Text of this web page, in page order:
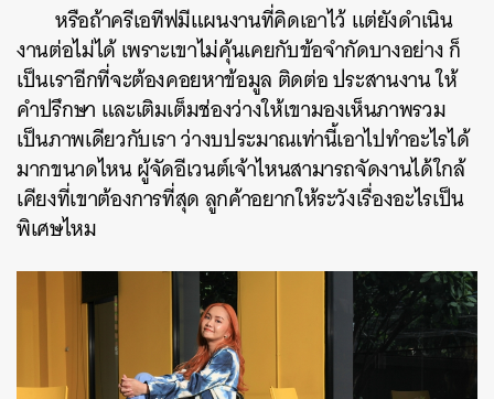
หรือถ้าครีเอทีฟมีแผนงานที่คิดเอาไว้ แต่ยังดำเนิน
งานต่อไม่ได้ เพราะเขาไม่คุ้นเคยกับข้อจำกัดบางอย่าง ก็
เป็นเราอีกที่จะต้องคอยหาข้อมูล ติดต่อ ประสานงาน ให้
คำปรึกษา และเติมเต็มช่องว่างให้เขามองเห็นภาพรวม
เป็นภาพเดียวกับเรา ว่างบประมาณเท่านี้เอาไปทำอะไรได้
มากขนาดไหน ผู้จัดอีเวนต์เจ้าไหนสามารถจัดงานได้ใกล้
เคียงที่เขาต้องการที่สุด ลูกค้าอยากให้ระวังเรื่องอะไรเป็น
พิเศษไหม